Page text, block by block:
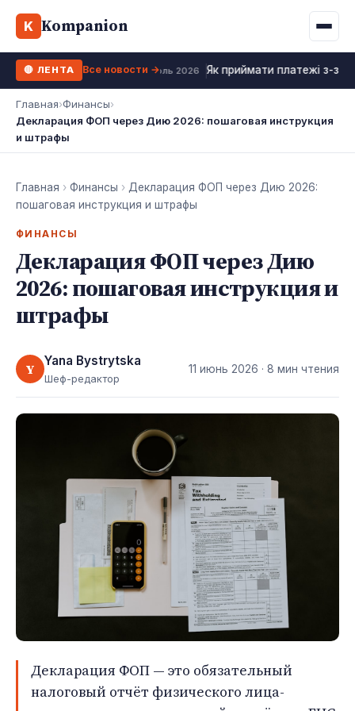
K Kompanion
Калькулятор МФО
Все 10 МФО →
Жизни
WhiteBIT
Kuna
Bybit
OKX
Ипотека
Депозит
Рефинансирование
ФОП налоги
🔴 ЛЕНТА 18 июль 2026 Як приймати платежі з-за
Все новости →
Главная›Финансы›
Декларация ФОП через Дию 2026: пошаговая инструкция
и штрафы
Главная › Финансы › Декларация ФОП через Дию 2026:
пошаговая инструкция и штрафы
ФИНАНСЫ
Декларация ФОП через Дию
2026: пошаговая инструкция и
штрафы
Y Yana Bystrytska
Шеф-редактор
11 июнь 2026 · 8 мин чтения
Декларация ФОП — это обязательный
налоговый отчёт физического лица-